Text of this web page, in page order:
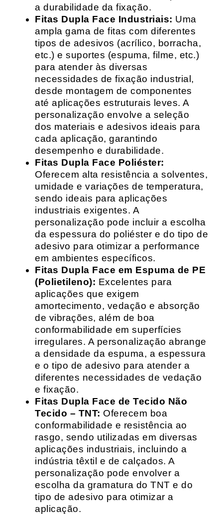
a durabilidade da fixação.
Fitas Dupla Face Industriais: Uma
ampla gama de fitas com diferentes
tipos de adesivos (acrílico, borracha,
etc.) e suportes (espuma, filme, etc.)
para atender às diversas
necessidades de fixação industrial,
desde montagem de componentes
até aplicações estruturais leves. A
personalização envolve a seleção
dos materiais e adesivos ideais para
cada aplicação, garantindo
desempenho e durabilidade.
Fitas Dupla Face Poliéster:
Oferecem alta resistência a solventes,
umidade e variações de temperatura,
sendo ideais para aplicações
industriais exigentes. A
personalização pode incluir a escolha
da espessura do poliéster e do tipo de
adesivo para otimizar a performance
em ambientes específicos.
Fitas Dupla Face em Espuma de PE
(Polietileno): Excelentes para
aplicações que exigem
amortecimento, vedação e absorção
de vibrações, além de boa
conformabilidade em superfícies
irregulares. A personalização abrange
a densidade da espuma, a espessura
e o tipo de adesivo para atender a
diferentes necessidades de vedação
e fixação.
Fitas Dupla Face de Tecido Não
Tecido – TNT: Oferecem boa
conformabilidade e resistência ao
rasgo, sendo utilizadas em diversas
aplicações industriais, incluindo a
indústria têxtil e de calçados. A
personalização pode envolver a
escolha da gramatura do TNT e do
tipo de adesivo para otimizar a
aplicação.